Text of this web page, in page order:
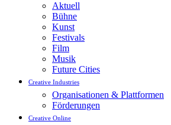
Aktuell
Bühne
Kunst
Festivals
Film
Musik
Future Cities
Creative Industries
Organisationen & Plattformen
Förderungen
Creative Online